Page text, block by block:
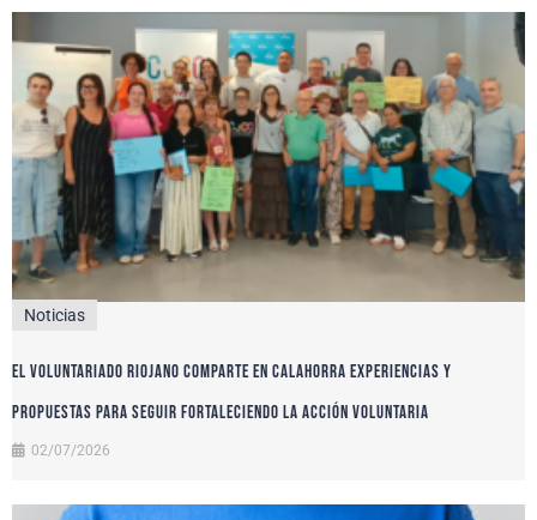
Noticias
El voluntariado riojano comparte en Calahorra experiencias y
propuestas para seguir fortaleciendo la acción voluntaria
02/07/2026